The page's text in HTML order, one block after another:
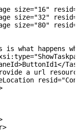
size="16" resid=
size="32" resid=
size="80" resid=
what happens
=
>ButtonId1</
a url
resid=
>